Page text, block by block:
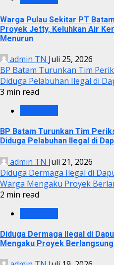
Warga Pulau Sekitar PT
Proyek Jetty, Keluhkan Air
Menurun
admin TN Juli 25, 2026
BP Batam Turunkan Tim
Diduga Pelabuhan Ilegal di
3 min read
BP Batam Turunkan Tim
Diduga Pelabuhan Ilegal di
admin TN Juli 21, 2026
Diduga Dermaga Ilegal di
Warga Mengaku Proyek
2 min read
Diduga Dermaga Ilegal di
Mengaku Proyek